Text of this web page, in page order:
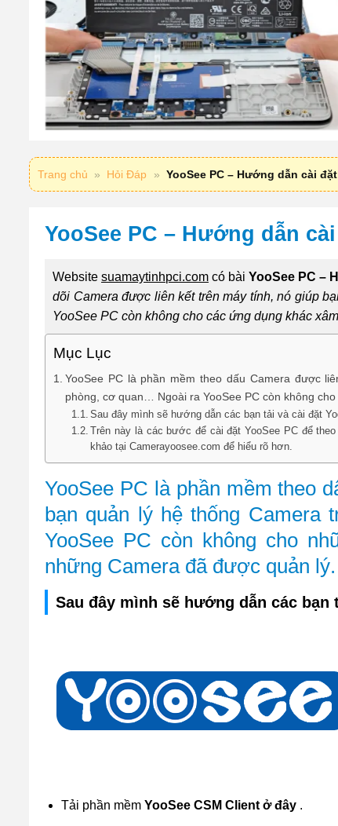
Trang chủ » Hỏi Đáp » YooSee PC – Hướng dẫn cài
YooSee PC – Hướng dẫn
Websitesuamaytinhpci.com có bàiYooSee PC –
dõi Camera được liên kết trên máy tính, nó giúp
YooSee PC còn không cho các ứng dụng khác
Mục Lục
YooSee PC là phần mềm theo dấu Camera được
phòng, cơ quan… Ngoài ra YooSee PC còn không
Sau đây mình sẽ hướng dẫn các bạn tải và cài đặt
Trên này là các bước để cài đặt YooSee PC để
khảo tại Camerayoosee.com để hiểu rõ hơn.
YooSee PC là phần mềm theo
bạn quản lý hệ thống Camera
YooSee PC còn không cho
những Camera đã được quản lý.
Sau đây mình sẽ hướng dẫn các bạn
Tải phần mềm YooSee CSM Client ở đây .